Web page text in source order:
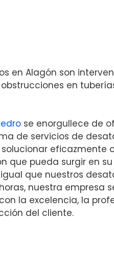
en Alagón son
en
se enorgullece de
de servicios de
eficazmente
que pueda surgir en
que nuestros
nuestra empresa
la excelencia, la
del cliente.